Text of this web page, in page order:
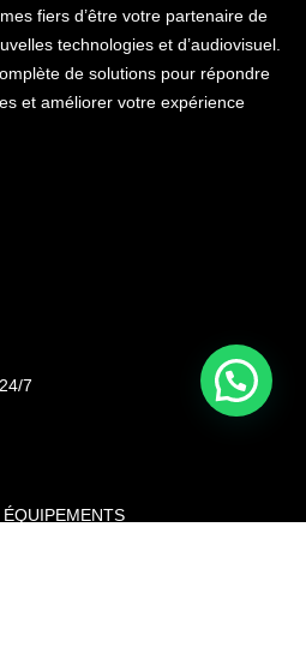
fiers d’être votre partenaire de
technologies et d’audiovisuel.
de solutions pour répondre
et améliorer votre expérience
7